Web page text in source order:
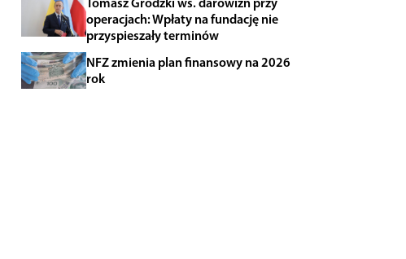
operacjach: Wpłaty na fundację nie
przyspieszały terminów
NFZ zmienia plan finansowy na 2026
rok